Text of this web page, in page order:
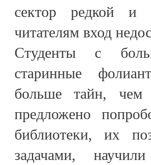
сектор редкой и
читателям вход
Студенты с
старинные
больше тайн, чем
предложено
библиотеки, их
задачами,